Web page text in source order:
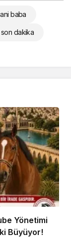
baba
dakika
Yönetimi
Büyüyor!